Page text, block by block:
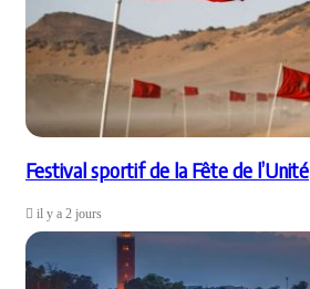
Festival sportif de la Fête de l’Unité
il y a 2 jours